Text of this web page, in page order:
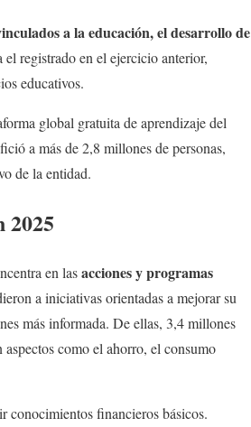
a la educación, el desarrollo de
registrado en el ejercicio anterior,
educativos.
global gratuita de aprendizaje del
a más de 2,8 millones de personas,
de la entidad.
2025
en lasacciones y programas
a iniciativas orientadas a mejorar su
más informada. De ellas, 3,4 millones
como el ahorro, el consumo
conocimientos financieros básicos.